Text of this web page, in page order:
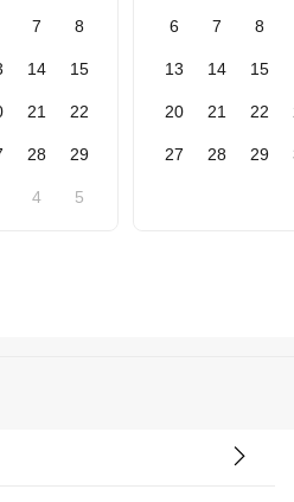
7 8
14 15
21 22
28 29
4 5
6 7 8
13 14 15
20 21 22
27 28 29